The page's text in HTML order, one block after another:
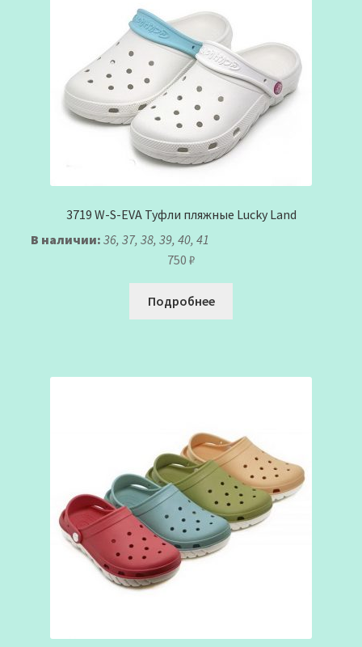
3719 W-S-EVA Туфли пляжные Lucky Land
В наличии: 36, 37, 38, 39, 40, 41
750 ₽
Подробнее